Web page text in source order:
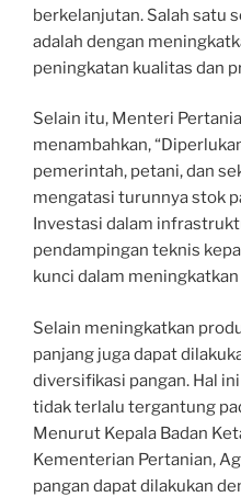
berkelanjutan. Salah satu
adalah dengan
peningkatan kualitas dan
Selain itu, Menteri
menambahkan,
pemerintah, petani, dan
mengatasi turunnya stok
Investasi dalam
pendampingan teknis
kunci dalam
Selain meningkatkan
panjang juga dapat
diversifikasi pangan. Hal
tidak terlalu tergantung
Menurut Kepala Badan
Kementerian Pertanian,
pangan dapat dilakukan